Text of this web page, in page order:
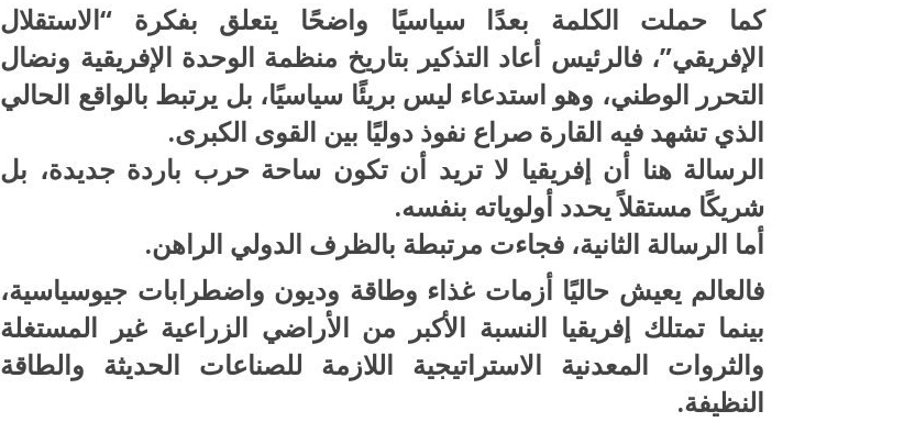
كما حملت الكلمة بعدًا سياسيًا واضحًا يتعلق بفكرة “الاستقلال
الإفريقي”، فالرئيس أعاد التذكير بتاريخ منظمة الوحدة الإفريقية ونضال
التحرر الوطني، وهو استدعاء ليس بريئًا سياسيًا، بل يرتبط بالواقع الحالي
الذي تشهد فيه القارة صراع نفوذ دوليًا بين القوى الكبرى.
الرسالة هنا أن إفريقيا لا تريد أن تكون ساحة حرب باردة جديدة، بل
شريكًا مستقلاً يحدد أولوياته بنفسه.
أما الرسالة الثانية، فجاءت مرتبطة بالظرف الدولي الراهن.
فالعالم يعيش حاليًا أزمات غذاء وطاقة وديون واضطرابات جيوسياسية،
بينما تمتلك إفريقيا النسبة الأكبر من الأراضي الزراعية غير المستغلة
والثروات المعدنية الاستراتيجية اللازمة للصناعات الحديثة والطاقة
النظيفة.